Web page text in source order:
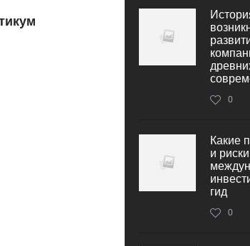
0
Какие
и
гид
0